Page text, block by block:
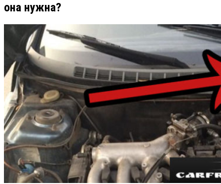
она нужна?